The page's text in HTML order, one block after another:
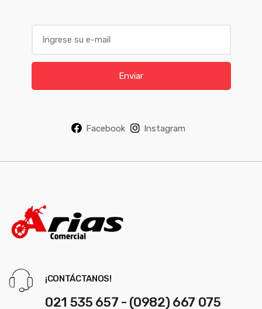
l
Enviar
Facebook Instagram
¡CONTÁCTANOS!
021 535 657 - (0982) 667 075